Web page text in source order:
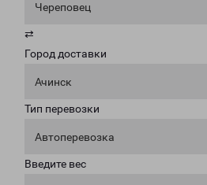
Череповец
⇄
Город доставки
Ачинск
Тип перевозки
Автоперевозка
Введите вес